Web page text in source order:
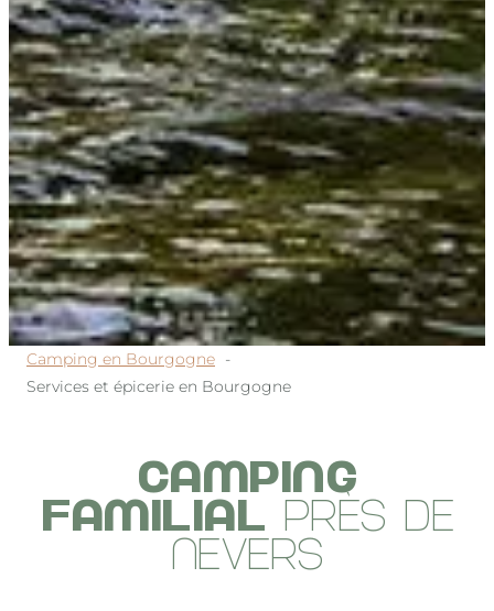
Camping en Bourgogne
Services et épicerie en Bourgogne
CAMPING
FAMILIAL PRÈS DE
NEVERS